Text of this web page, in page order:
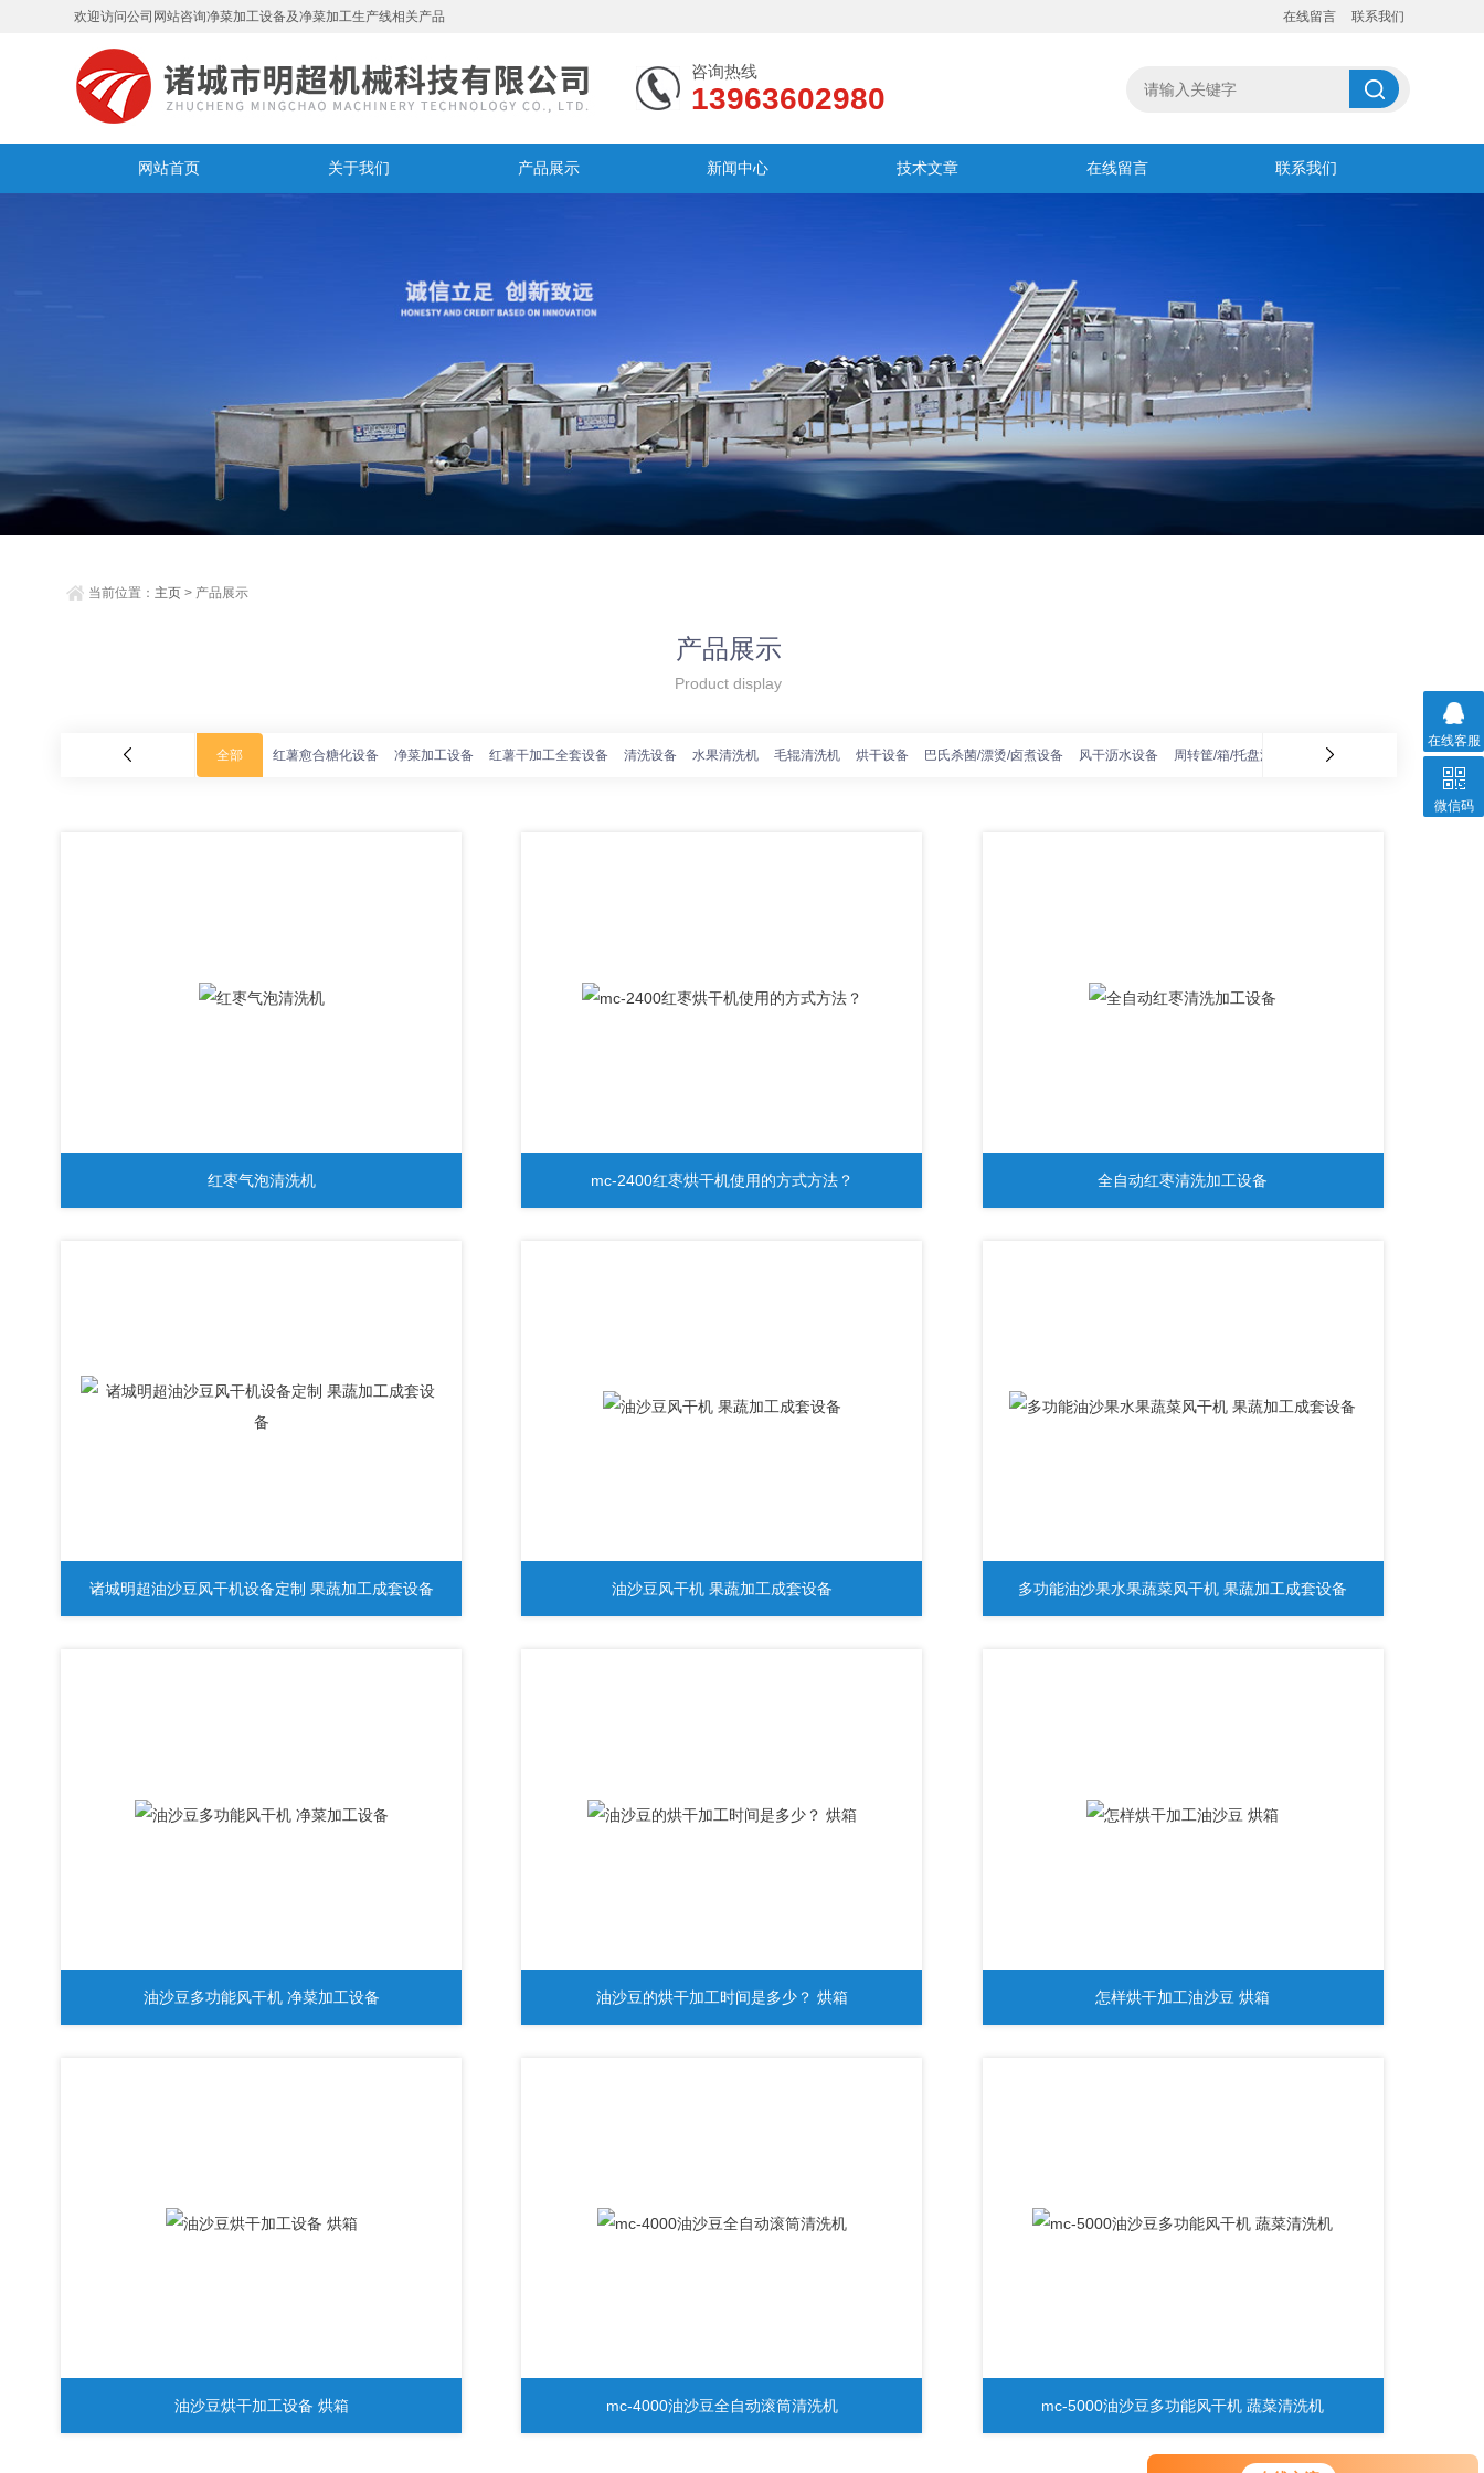
欢迎访问公司网站咨询净菜加工设备及净菜加工生产线相关产品 在线留言 联系我们
咨询热线
13963602980
网站首页 关于我们 产品展示 新闻中心 技术文章 在线留言 联系我们
当前位置： 主页 > 产品展示
产品展示
Product display
全部 红薯愈合糖化设备 净菜加工设备 红薯干加工全套设备 清洗设备 水果清洗机 毛辊清洗机 烘干设备 巴氏杀菌/漂烫/卤煮设备 风干沥水设备 周转筐/箱/托盘清洗机 冰红薯烘烤线 红薯清洗加
红枣气泡清洗机 mc-2400红枣烘干机使用的方式方法？ 全自动红枣清洗加工设备
诸城明超油沙豆风干机设备定制 果蔬加工成套设备 油沙豆风干机 果蔬加工成套设备 多功能油沙果水果蔬菜风干机 果蔬加工成套设备
油沙豆多功能风干机 净菜加工设备 油沙豆的烘干加工时间是多少？ 烘箱 怎样烘干加工油沙豆 烘箱
油沙豆烘干加工设备 烘箱 mc-4000油沙豆全自动滚筒清洗机 mc-5000油沙豆多功能风干机 蔬菜清洗机
在线客服
微信码